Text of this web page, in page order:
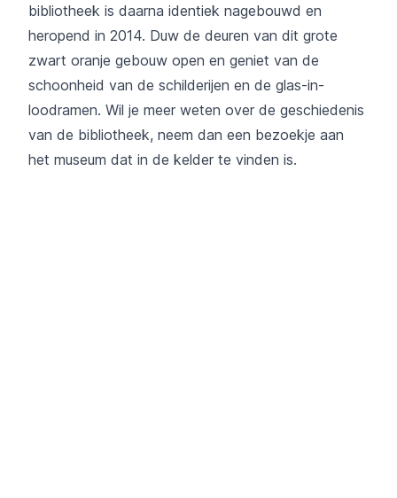
bibliotheek is daarna identiek nagebouwd en
heropend in 2014. Duw de deuren van dit grote
zwart oranje gebouw open en geniet van de
schoonheid van de schilderijen en de glas-in-
loodramen. Wil je meer weten over de geschiedenis
van de bibliotheek, neem dan een bezoekje aan
het museum dat in de kelder te vinden is.